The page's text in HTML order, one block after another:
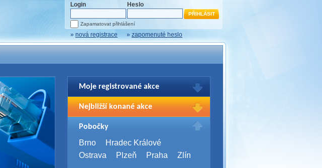
Login Heslo
Zapamatovat přihlášení
» nová registrace » zapomenuté heslo
Moje registrované akce
Pro zobrazení Vašich registrací na akce
se prosím přihlašte.
Nejbližší konané akce
WUG Days 2026
4. 9. 2026,Brno
SQL Server Bootcamp 2026
Pobočky
Brno
Hradec Králové
Ostrava
Plzeň Praha Zlín